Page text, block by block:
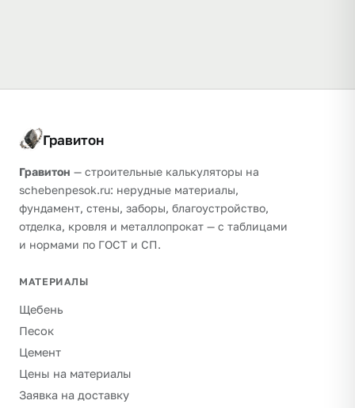
Гравитон
Гравитон — строительные калькуляторы на
schebenpesok.ru: нерудные материалы,
фундамент, стены, заборы, благоустройство,
отделка, кровля и металлопрокат — с таблицами
и нормами по ГОСТ и СП.
МАТЕРИАЛЫ
Щебень
Песок
Цемент
Цены на материалы
Заявка на доставку